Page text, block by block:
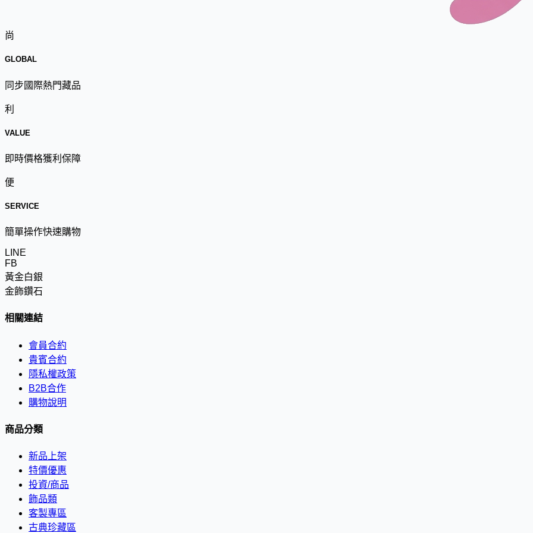
尚
GLOBAL
同步國際熱門藏品
利
VALUE
即時價格獲利保障
便
SERVICE
簡單操作快速購物
LINE
FB
黃金白銀
金飾鑽石
相關連結
會員合約
貴賓合約
隱私權政策
B2B合作
購物說明
商品分類
新品上架
特價優惠
投資/商品
飾品類
客製專區
古典珍藏區